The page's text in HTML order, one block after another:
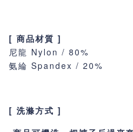
[ 商品材質 ]
尼龍 Nylon / 80%
氨綸 Spandex / 20%
[ 洗滌方式 ]